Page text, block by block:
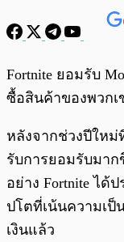
Fortnite ยอมรับ
ซื้อสินค้าของพวกเ
หลังจากช่วงปีให
รับการยอมรับมา
อย่าง Fortnite ได้
ปโตที่เน้นความเป็
เงินแล้ว